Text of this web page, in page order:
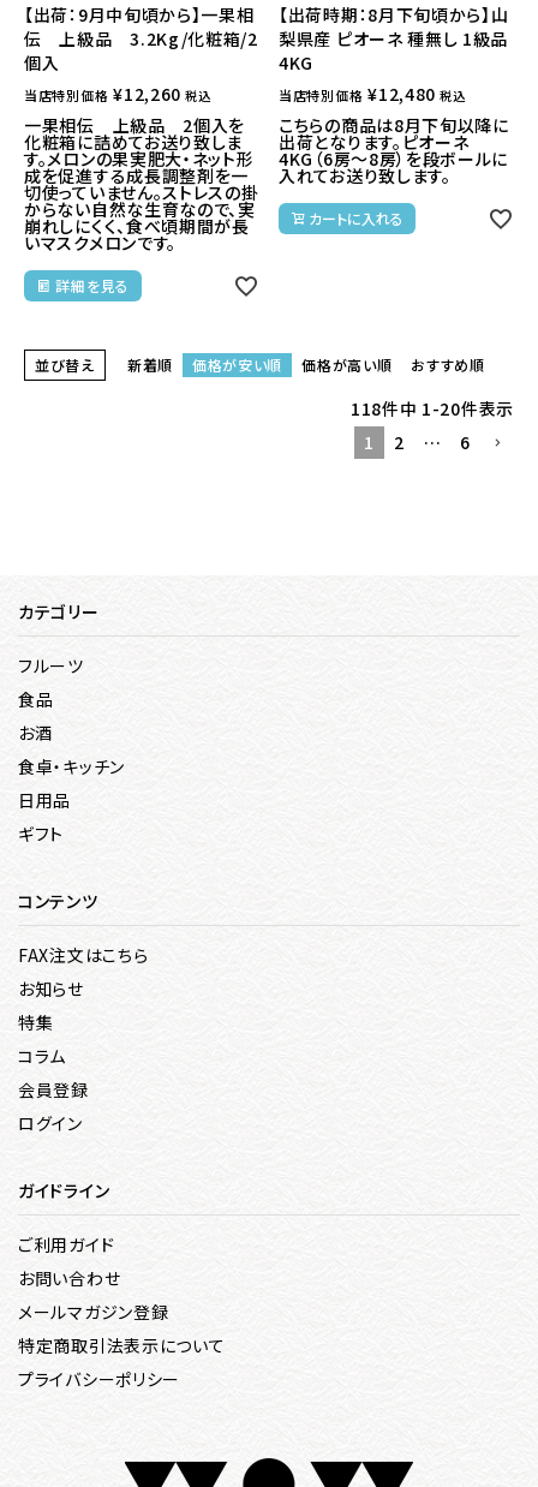
【出荷：9月中旬頃から】一果相
伝 上級品 3.2Kg/化粧箱/2
個入
当店特別価格 ¥12,260 税込
一果相伝 上級品 2個入を
化粧箱に詰めてお送り致しま
す。メロンの果実肥大・ネット形
成を促進する成長調整剤を一
切使っていません。ストレスの掛
からない自然な生育なので、実
崩れしにくく、食べ頃期間が長
いマスクメロンです。
詳細を見る
【出荷時期：8月下旬頃から】山
梨県産 ピオーネ 種無し 1級品
4KG
当店特別価格 ¥12,480 税込
こちらの商品は8月下旬以降に
出荷となります。ピオーネ
4KG（6房～8房）を段ボールに
入れてお送り致します。
カートに入れる
並び替え 新着順 価格が安い順 価格が高い順 おすすめ順
118件中 1-20件表示
1
2 … 6
カテゴリー
フルーツ
食品
お酒
食卓・キッチン
日用品
ギフト
コンテンツ
FAX注文はこちら
お知らせ
特集
コラム
会員登録
ログイン
ガイドライン
ご利用ガイド
お問い合わせ
メールマガジン登録
特定商取引法表示について
プライバシーポリシー